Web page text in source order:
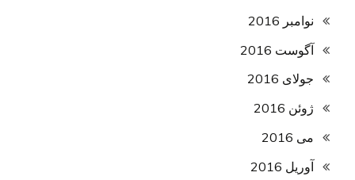
نوامبر 2016
آگوست 2016
جولای 2016
ژوئن 2016
می 2016
آوریل 2016